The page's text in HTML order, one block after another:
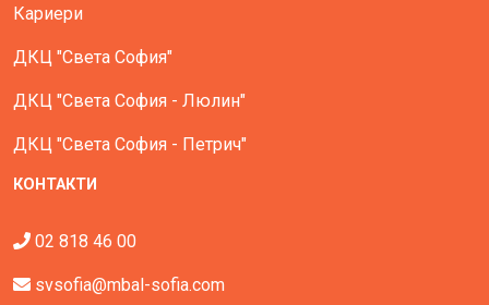
Кариери
ДКЦ "Света София"
ДКЦ "Света София - Люлин"
ДКЦ "Света София - Петрич"
КОНТАКТИ
02 818 46 00
svsofia@mbal-sofia.com